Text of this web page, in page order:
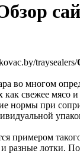
во многом
свежее мясо
нормы при
примером
разные лотки.